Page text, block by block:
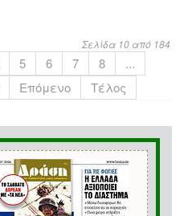
Σελίδα 10 από 184
5 6 7 8
...
Επόμενο Τέλος